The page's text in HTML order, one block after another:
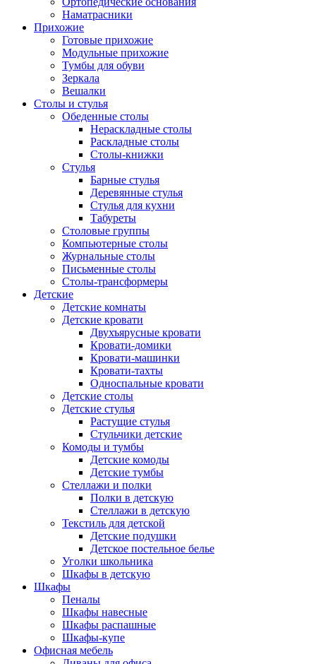
Наматрасники
Прихожие
Готовые прихожие
Модульные прихожие
Тумбы для обуви
Зеркала
Вешалки
Столы и стулья
Обеденные столы
Нераскладные столы
Раскладные столы
Столы-книжки
Стулья
Барные стулья
Деревянные стулья
Стулья для кухни
Табуреты
Столовые группы
Компьютерные столы
Журнальные столы
Письменные столы
Столы-трансформеры
Детские
Детские комнаты
Детские кровати
Двухъярусные кровати
Кровати-домики
Кровати-машинки
Кровати-тахты
Односпальные кровати
Детские столы
Детские стулья
Растущие стулья
Стульчики детские
Комоды и тумбы
Детские комоды
Детские тумбы
Стеллажи и полки
Полки в детскую
Стеллажи в детскую
Текстиль для детской
Детские подушки
Детское постельное белье
Уголки школьника
Шкафы в детскую
Шкафы
Пеналы
Шкафы навесные
Шкафы распашные
Шкафы-купе
Офисная мебель